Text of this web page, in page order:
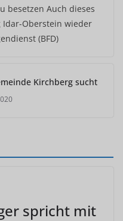
besetzen Auch dieses
Idar-Oberstein wieder
(BFD)
Kirchberg sucht
spricht mit